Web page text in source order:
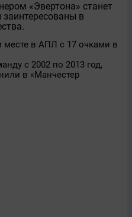
«Эвертона» станет
в
месте в АПЛ с 17 очками в
с 2002 по 2013 год,
в «Манчестер